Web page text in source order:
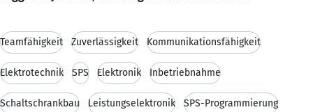
Teamfähigkeit Zuverlässigkeit Kommunikationsfähigkeit
Elektrotechnik SPS Elektronik Inbetriebnahme
Schaltschrankbau Leistungselektronik SPS-Programmierung